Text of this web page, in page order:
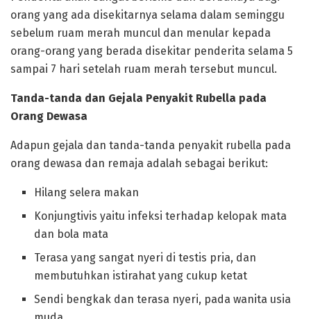
orang yang ada disekitarnya selama dalam seminggu
sebelum ruam merah muncul dan menular kepada
orang-orang yang berada disekitar penderita selama 5
sampai 7 hari setelah ruam merah tersebut muncul.
Tanda-tanda dan Gejala Penyakit Rubella pada
Orang Dewasa
Adapun gejala dan tanda-tanda penyakit rubella pada
orang dewasa dan remaja adalah sebagai berikut:
Hilang selera makan
Konjungtivis yaitu infeksi terhadap kelopak mata
dan bola mata
Terasa yang sangat nyeri di testis pria, dan
membutuhkan istirahat yang cukup ketat
Sendi bengkak dan terasa nyeri, pada wanita usia